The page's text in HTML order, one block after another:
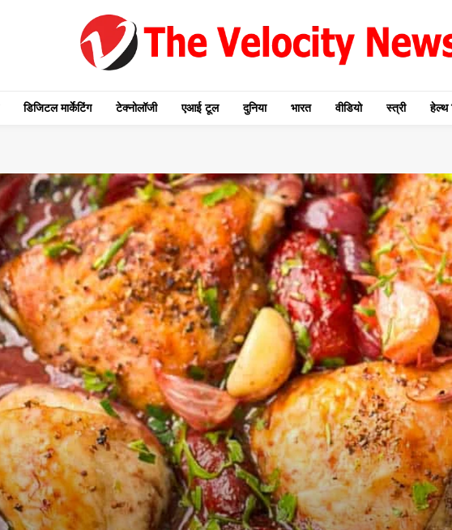
डिजिटल मार्केटिंग टेक्नोलॉजी एआई टूल दुनिया भारत वीडियो स्त्री हेल्थ